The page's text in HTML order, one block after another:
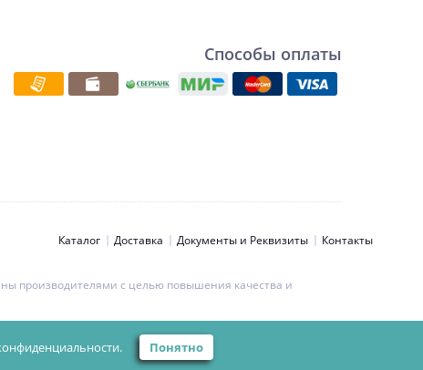
Способы оплаты
Каталог Доставка Документы и Реквизиты Контакты
производителями с целью повышения качества и
персональных данных.
Понятно